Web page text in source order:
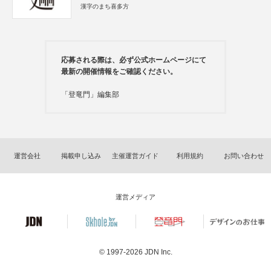
漢字のまち喜多方
応募される際は、必ず公式ホームページにて
最新の開催情報をご確認ください。
「登竜門」編集部
運営会社 掲載申し込み 主催運営ガイド 利用規約 お問い合わせ
運営メディア
© 1997-2026 JDN Inc.